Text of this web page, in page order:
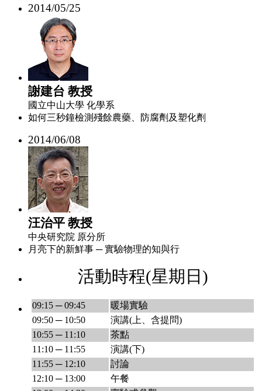
2014/05/25
謝建台 教授
國立中山大學 化學系
如何三秒鐘檢測殘餘農藥、防腐劑及塑化劑
2014/06/08
汪治平 教授
中央研究院 原分所
月亮下的新鮮事 ─ 實驗物理的知與行
活動時程(星期日)
09:15 ─ 09:45
暖場實驗
09:50 ─ 10:50
演講(上、含提問)
10:55 ─ 11:10
茶點
11:10 ─ 11:55
演講(下)
11:55 ─ 12:10
討論
12:10 ─ 13:00
午餐